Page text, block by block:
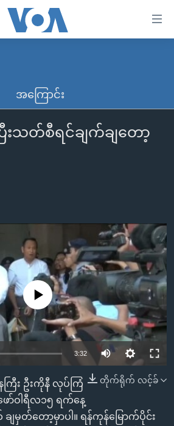
အလွန်
ာ
အလက်များ
အကြောင်း
းသတ်စီရင်ချက်ချတော့
source currently available
3:32
တိုက်ရိုက် လင့်ခ်
ြီး ဦးကိုနီ လုပ်ကြံ
ာ်ဝါရီလ၁၅ ရက်နေ့
ျမှတ်တော့မှာပါ။ ရန်ကုန်မြောက်ပိုင်း